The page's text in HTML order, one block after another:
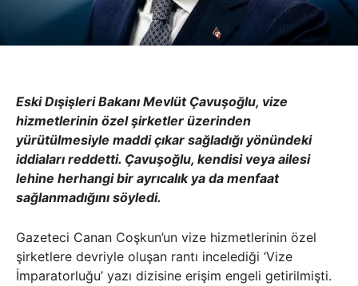
Eski Dışişleri Bakanı Mevlüt Çavuşoğlu, vize
hizmetlerinin özel şirketler üzerinden
yürütülmesiyle maddi çıkar sağladığı yönündeki
iddiaları reddetti. Çavuşoğlu, kendisi veya ailesi
lehine herhangi bir ayrıcalık ya da menfaat
sağlanmadığını söyledi.
Gazeteci Canan Coşkun’un vize hizmetlerinin özel
şirketlere devriyle oluşan rantı incelediği ‘Vize
İmparatorluğu’ yazı dizisine erişim engeli getirilmişti.